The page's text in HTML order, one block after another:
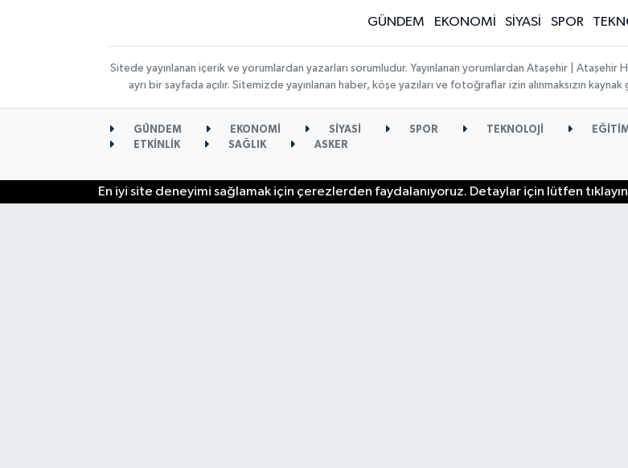
GÜNDEM EKONOMİ SİYASİ SPOR
Sitede yayınlanan içerik ve yorumlardan yazarları sorumludur. Yayınlanan yorumlardan Ataşehir |
ayrı bir sayfada açılır. Sitemizde yayınlanan haber, köşe yazıları ve fotoğraflar izin alınmaksızın
GÜNDEM EKONOMİ SİYASİ SPOR TEKNOLOJİ
ETKİNLİK
SAĞLIK ASKER
En iyi site deneyimi sağlamak için çerezlerden faydalanıyoruz. Detaylar için lütfen